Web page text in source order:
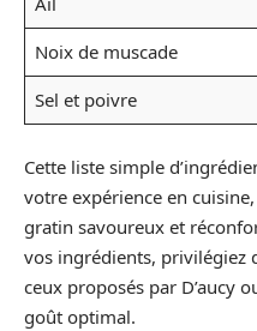
Noix de muscade
Sel et poivre
Cette liste simple
votre expérience en
gratin savoureux et
vos ingrédients, privilégiez
ceux proposés par D’aucy
goût optimal.